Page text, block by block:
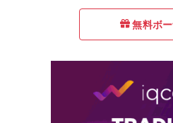
無料ボ